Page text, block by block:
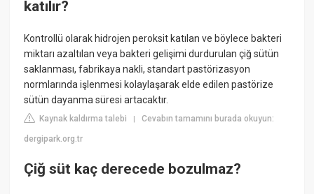
katılır?
Kontrollü olarak hidrojen peroksit katılan ve böylece bakteri
miktarı azaltılan veya bakteri gelişimi durdurulan çiğ sütün
saklanması, fabrikaya nakli, standart pastörizasyon
normlarında işlenmesi kolaylaşarak elde edilen pastörize
sütün dayanma süresi artacaktır.
Kaynak kaldırma talebi |Cevabın tamamını burada okuyun:
dergipark.org.tr
Çiğ süt kaç derecede bozulmaz?